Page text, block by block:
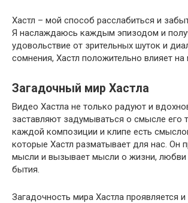
Хастл – мой способ расслабиться и
Я наслаждаюсь каждым эпизодом и
удовольствие от зрительных шуток и
сомнения, Хастл положительно влияет на
Загадочный мир Хастла
Видео Хастла не только радуют и
заставляют задумываться о смысле его
каждой композиции и клипе есть
которые Хастл разматывает для нас. Он
мысли и вызывает мысли о жизни,
бытия.
Загадочность мира Хастла проявляется